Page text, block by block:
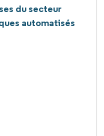
du secteur
automatisés